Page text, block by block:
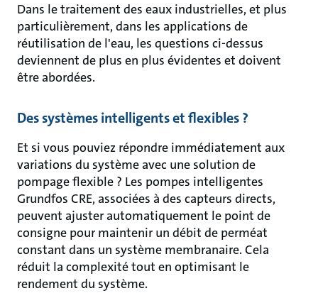
Dans le traitement des eaux industrielles, et plus
particulièrement, dans les applications de
réutilisation de l'eau, les questions ci-dessus
deviennent de plus en plus évidentes et doivent
être abordées.
Des systèmes intelligents et flexibles ?
Et si vous pouviez répondre immédiatement aux
variations du système avec une solution de
pompage flexible ? Les pompes intelligentes
Grundfos CRE, associées à des capteurs directs,
peuvent ajuster automatiquement le point de
consigne pour maintenir un débit de perméat
constant dans un système membranaire. Cela
réduit la complexité tout en optimisant le
rendement du système.